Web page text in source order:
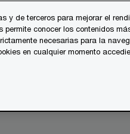
Servicios
y de terceros para mejorar el
permite conocer los contenidos
necesarias para la
en cualquier momento